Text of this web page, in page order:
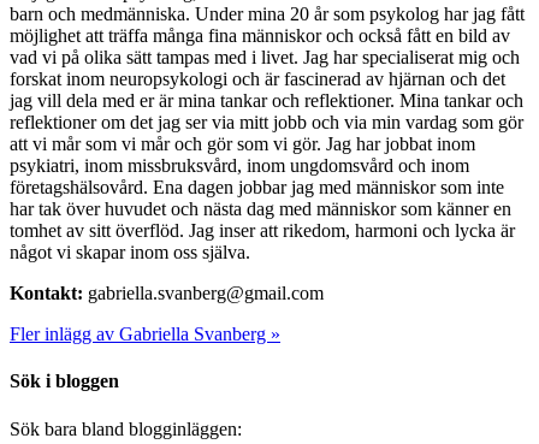
barn och medmänniska. Under mina 20 år som psykolog har jag fått
möjlighet att träffa många fina människor och också fått en bild av
vad vi på olika sätt tampas med i livet. Jag har specialiserat mig och
forskat inom neuropsykologi och är fascinerad av hjärnan och det
jag vill dela med er är mina tankar och reflektioner. Mina tankar och
reflektioner om det jag ser via mitt jobb och via min vardag som gör
att vi mår som vi mår och gör som vi gör. Jag har jobbat inom
psykiatri, inom missbruksvård, inom ungdomsvård och inom
företagshälsovård. Ena dagen jobbar jag med människor som inte
har tak över huvudet och nästa dag med människor som känner en
tomhet av sitt överflöd. Jag inser att rikedom, harmoni och lycka är
något vi skapar inom oss själva.
Kontakt: gabriella.svanberg@gmail.com
Fler inlägg av Gabriella Svanberg »
Sök i bloggen
Sök bara bland blogginläggen: